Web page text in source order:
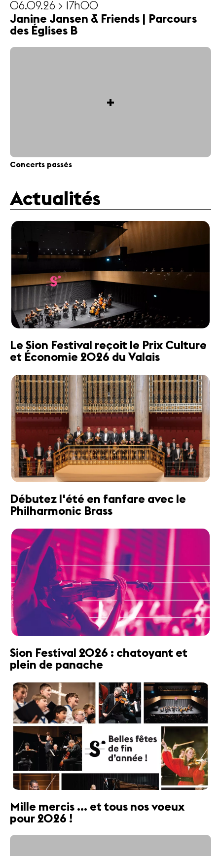
06.09.26 > 17h00
Janine Jansen & Friends | Parcours
des Églises B
+
Concerts passés
Actualités
Le Sion Festival reçoit le Prix Culture
et Économie 2026 du Valais
Débutez l'été en fanfare avec le
Philharmonic Brass
Sion Festival 2026 : chatoyant et
plein de panache
Mille mercis ... et tous nos voeux
pour 2026 !